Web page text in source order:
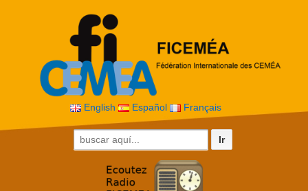
English Español Français
Buscar por: